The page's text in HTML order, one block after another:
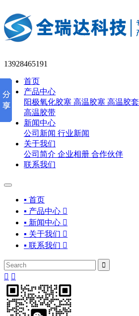
13928465191
首页
产品中心
阳极氧化胶塞 高温胶塞 高温胶套
高温胶带
新闻中心
公司新闻 行业新闻
关于我们
公司简介 企业相册 合作伙伴
联系我们
▪ 首页
▪ 产品中心 
▪ 新闻中心 
▪ 关于我们 
▪ 联系我们 

 